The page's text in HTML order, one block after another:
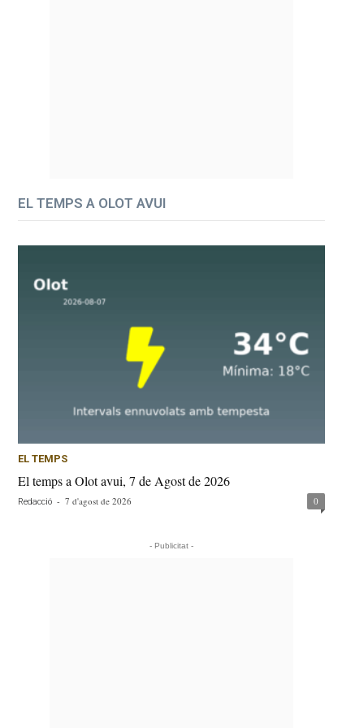
EL TEMPS A OLOT AVUI
EL TEMPS
El temps a Olot avui, 7 de Agost de 2026
Redacció - 7 d'agost de 2026 0
- Publicitat -